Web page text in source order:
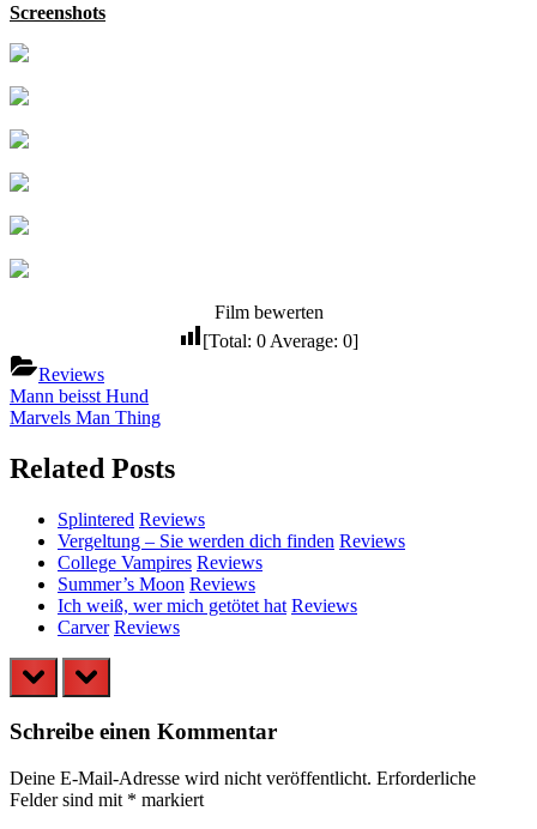
Screenshots
Film bewerten
[Total: 0 Average: 0]
Reviews
Beitragsnavigation
Previous
Post:
Mann beisst Hund
Next
Marvels Man Thing
Related Posts
Splintered Reviews
Vergeltung – Sie werden dich finden Reviews
College Vampires Reviews
Summer’s Moon Reviews
Ich weiß, wer mich getötet hat Reviews
Carver Reviews
prev next
Schreibe einen Kommentar
Deine E-Mail-Adresse wird nicht veröffentlicht. Erforderliche
Felder sind mit * markiert